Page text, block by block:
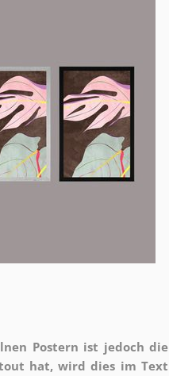
Postern ist jedoch die
hat, wird dies im Text